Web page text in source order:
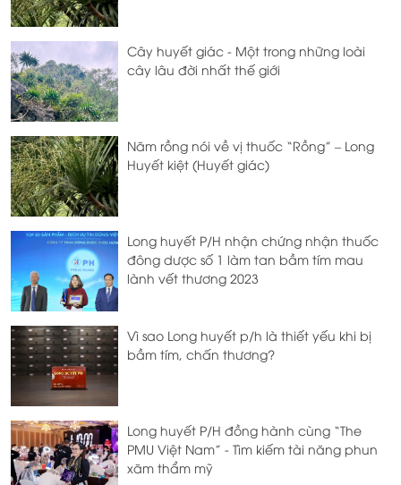
Cây huyết giác - Một trong những loài
cây lâu đời nhất thế giới
Năm rồng nói về vị thuốc “Rồng” – Long
Huyết kiệt (Huyết giác)
Long huyết P/H nhận chứng nhận thuốc
đông dược số 1 làm tan bầm tím mau
lành vết thương 2023
Vì sao Long huyết p/h là thiết yếu khi bị
bầm tím, chấn thương?
Long huyết P/H đồng hành cùng “The
PMU Việt Nam” - Tìm kiếm tài năng phun
xăm thẩm mỹ